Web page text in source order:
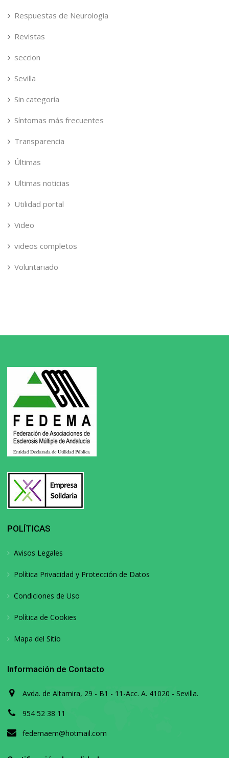
Respuestas de Neurologia
Revistas
seccion
Sevilla
Sin categoría
Síntomas más frecuentes
Transparencia
Últimas
Ultimas noticias
Utilidad portal
Video
videos completos
Voluntariado
POLÍTICAS
Avisos Legales
Política Privacidad y Protección de Datos
Condiciones de Uso
Política de Cookies
Mapa del Sitio
Información de Contacto
Avda. de Altamira, 29 - B1 - 11-Acc. A. 41020 - Sevilla.
954 52 38 11
fedemaem@hotmail.com